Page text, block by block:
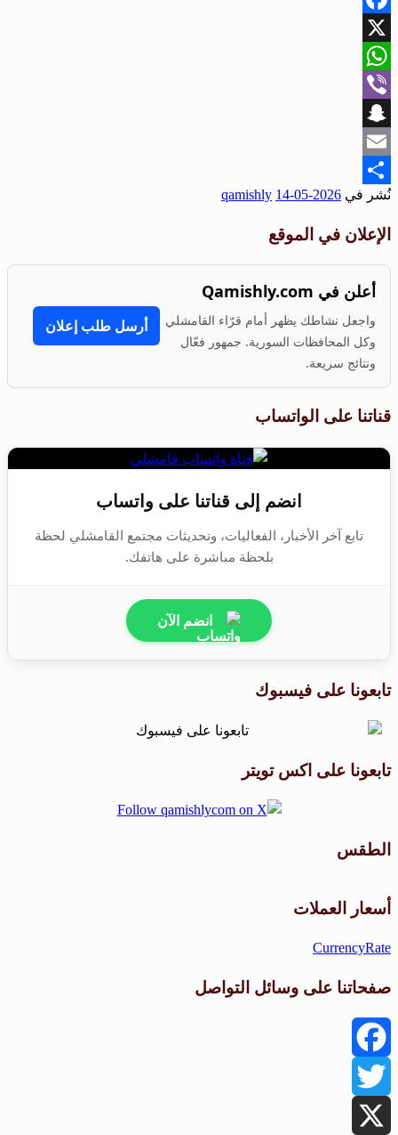
Facebook
X
WhatsApp
Viber
Snapchat
Email
Share
نُشر في 2026-05-14
qamishly
الإعلان في الموقع
أعلن في Qamishly.com
واجعل نشاطك يظهر أمام قرّاء القامشلي
وكل المحافظات السورية. جمهور فعّال
ونتائج سريعة.
أرسل طلب إعلان
قناتنا على الواتساب
انضم إلى قناتنا على واتساب
تابع آخر الأخبار، الفعاليات، وتحديثات مجتمع القامشلي لحظة
بلحظة مباشرة على هاتفك.
انضم الآن
تابعونا على فيسبوك
تابعونا على اكس تويتر
الطقس
أسعار العملات
CurrencyRate
صفحاتنا على وسائل التواصل
Facebook
Twitter